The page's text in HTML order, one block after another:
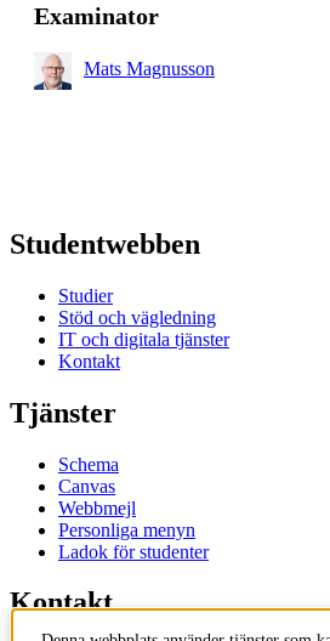
Examinator
Mats Magnusson
Studentwebben
Studier
Stöd och vägledning
IT och digitala tjänster
Kontakt
Tjänster
Schema
Canvas
Webbmejl
Personliga menyn
Ladok för studenter
Kontakt